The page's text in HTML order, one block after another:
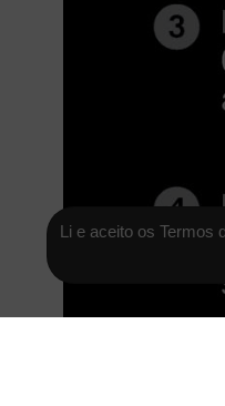
Li e aceito os Termos